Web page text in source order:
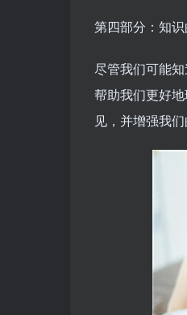
第四部分：知
尽管我们可能
帮助我们更好
见，并增强我